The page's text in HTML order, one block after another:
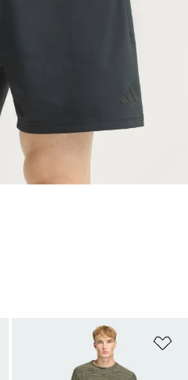
Añadir a la lista de deseos